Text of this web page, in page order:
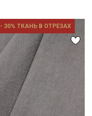
- 30% ТКАНЬ В ОТРЕЗАХ